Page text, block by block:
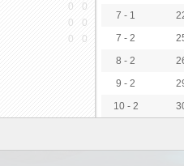
0 0
0 0
0 0
7 - 1
7 - 2
8 - 2
9 - 2
10 - 2